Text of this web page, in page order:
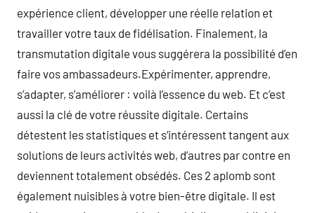
expérience client, développer une réelle relation et
travailler votre taux de fidélisation. Finalement, la
transmutation digitale vous suggérera la possibilité d’en
faire vos ambassadeurs.Expérimenter, apprendre,
s’adapter, s’améliorer : voilà l’essence du web. Et c’est
aussi la clé de votre réussite digitale. Certains
détestent les statistiques et s’intéressent tangent aux
solutions de leurs activités web, d’autres par contre en
deviennent totalement obsédés. Ces 2 aplomb sont
également nuisibles à votre bien-être digitale. Il est